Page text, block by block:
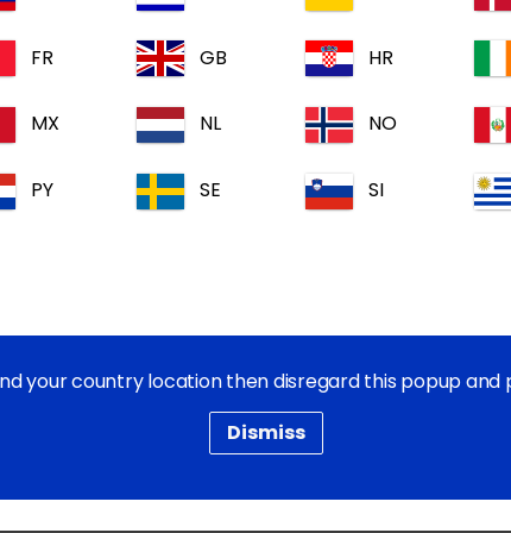
veuillez contacter notre équipe de Service à
Les Sites Coperatifs de Dechra
FR GB HR
MX NL NO
PY SE SI
your country location then disregard this popup
Dismiss